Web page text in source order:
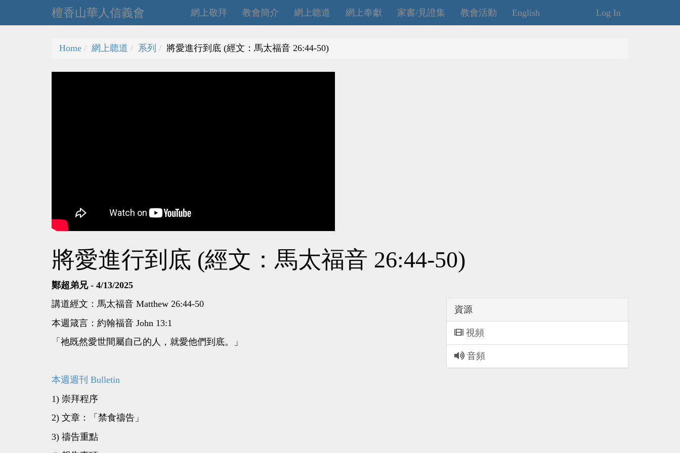
檀香山華人信義會 Log In
網上敬拜 教會簡介 網上聼道 網上奉獻 家書/見證集 教會活動 English
Home 網上聼道 系列 將愛進行到底 (經文：馬太福音 26:44-50)
將愛進行到底 (經文：馬太福音 26:44-50)
鄭超弟兄 - 4/13/2025
講道經文：馬太福音 Matthew 26:44-50
本週箴言：約翰福音 John 13:1
「祂既然愛世間屬自己的人，就愛他們到底。」
本週週刊 Bulletin
1) 崇拜程序
2) 文章：「禁食禱告」
3) 禱告重點
資源
視頻
音頻